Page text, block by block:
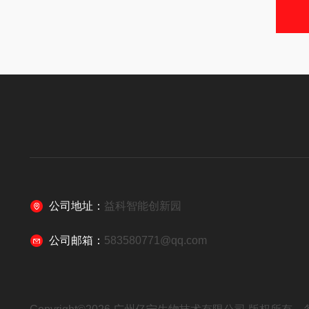
公司地址： 益科智能创新园
公司邮箱： 583580771@qq.com